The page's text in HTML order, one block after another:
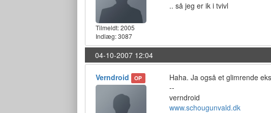
Tilmeldt:2005
Indlæg: 3087
.. så jeg er ik i tvivl
04-10-2007 12:04
Verndroid OP
Haha. Ja også et glimrende
--
verndroid
www.schougunvald.dk